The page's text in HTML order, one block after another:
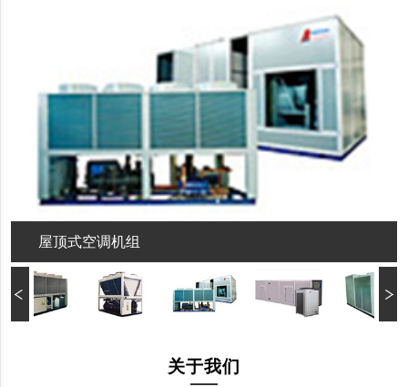
屋顶式空调机组
关于我们